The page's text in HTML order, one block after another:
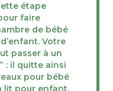
étape
faire
de bébé
Votre
passer à un
: il quitte ainsi
pour bébé